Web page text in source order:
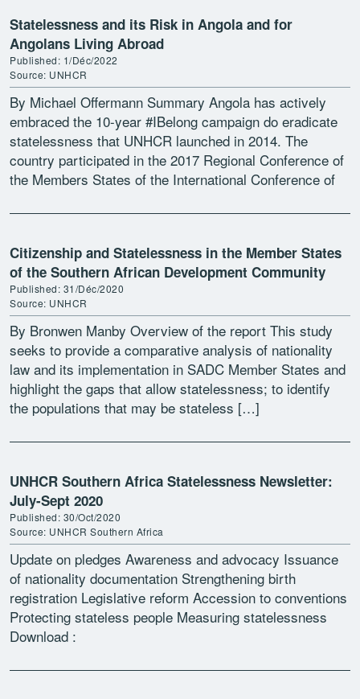
Statelessness and its Risk in Angola and for
Angolans Living Abroad
Published: 1/Déc/2022
Source: UNHCR
By Michael Offermann Summary Angola has actively
embraced the 10-year #IBelong campaign do eradicate
statelessness that UNHCR launched in 2014. The
country participated in the 2017 Regional Conference of
the Members States of the International Conference of
Citizenship and Statelessness in the Member States
of the Southern African Development Community
Published: 31/Déc/2020
Source: UNHCR
By Bronwen Manby Overview of the report This study
seeks to provide a comparative analysis of nationality
law and its implementation in SADC Member States and
highlight the gaps that allow statelessness; to identify
the populations that may be stateless […]
UNHCR Southern Africa Statelessness Newsletter:
July-Sept 2020
Published: 30/Oct/2020
Source: UNHCR Southern Africa
Update on pledges Awareness and advocacy Issuance
of nationality documentation Strengthening birth
registration Legislative reform Accession to conventions
Protecting stateless people Measuring statelessness
Download :